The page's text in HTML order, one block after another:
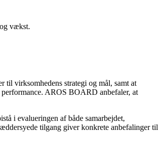
vækst.
til virksomhedens strategi og mål, samt at
AROS BOARD anbefaler, at
i evalueringen af både samarbejdet,
tilgang giver konkrete anbefalinger til